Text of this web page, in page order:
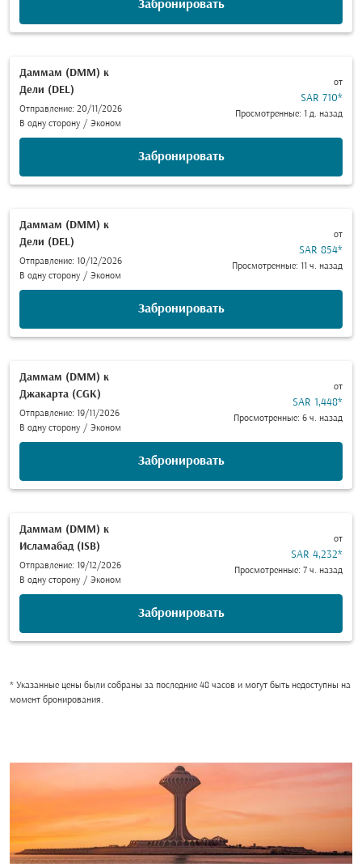
Забронировать
Даммам (DMM) к
Дели (DEL)
Отправление: 20/11/2026
В одну сторону / Эконом
от
SAR 710*
Просмотренные: 1 д. назад
Забронировать
Даммам (DMM) к
Дели (DEL)
Отправление: 10/12/2026
В одну сторону / Эконом
от
SAR 854*
Просмотренные: 11 ч. назад
Забронировать
Даммам (DMM) к
Джакарта (CGK)
Отправление: 19/11/2026
В одну сторону / Эконом
от
SAR 1,448*
Просмотренные: 6 ч. назад
Забронировать
Даммам (DMM) к
Исламабад (ISB)
Отправление: 19/12/2026
В одну сторону / Эконом
от
SAR 4,232*
Просмотренные: 7 ч. назад
Забронировать
* Указанные цены были собраны за последние 48 часов и могут быть недоступны на
момент бронирования.